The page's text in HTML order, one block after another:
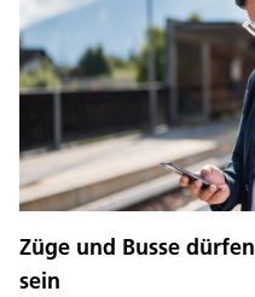
Sprache:
DEU
ITA LAD ENG
Service Desk:
Züge und Busse
sein